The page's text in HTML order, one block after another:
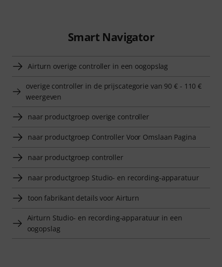
Smart Navigator
Airturn overige controller in een oogopslag
overige controller in de prijscategorie van 90 € - 110 €
weergeven
naar productgroep overige controller
naar productgroep Controller Voor Omslaan Pagina
naar productgroep controller
naar productgroep Studio- en recording-apparatuur
toon fabrikant details voor Airturn
Airturn Studio- en recording-apparatuur in een
oogopslag